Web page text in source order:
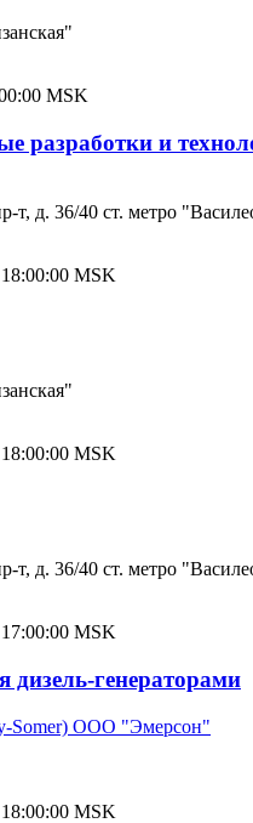
MSK
разработки и
т, д. 36/40 ст. метро
18:00:00 MSK
18:00:00 MSK
т, д. 36/40 ст. метро
17:00:00 MSK
дизель-генераторами
Somer) ООО "Эмерсон"
18:00:00 MSK